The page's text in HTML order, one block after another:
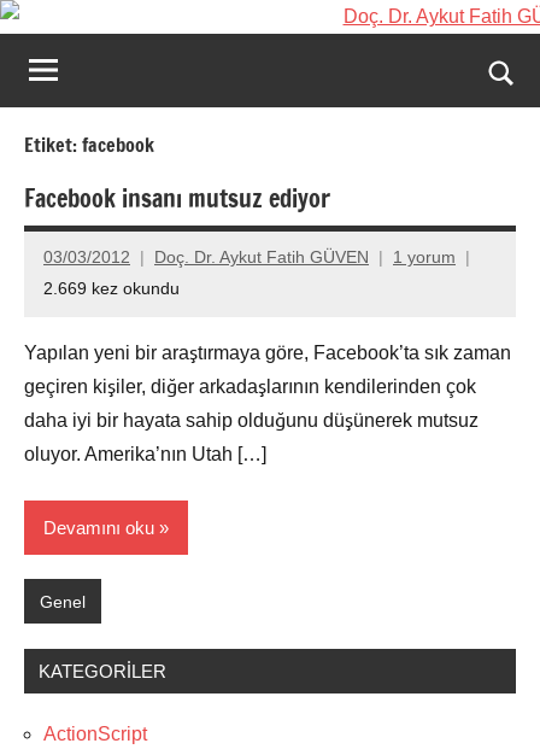
İçeriğe
Doç.
Dr.
Aykut
Fatih
GÜVEN-
World's
top
2%
scientists
2025
Web
Sitesi
Etiket:facebook
Facebook insanı mutsuz ediyor
03/03/2012 Doç. Dr. Aykut Fatih GÜVEN
1 yorum
2.669 kez okundu
Yapılan yeni bir araştırmaya göre, Facebook’ta sık zaman
geçiren kişiler, diğer arkadaşlarının kendilerinden çok
daha iyi bir hayata sahip olduğunu düşünerek mutsuz
oluyor. Amerika’nın Utah […]
Devamını oku
Genel
KATEGORILER
ActionScript